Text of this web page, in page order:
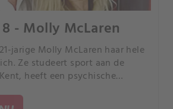
- Molly McLaren
jarige Molly McLaren haar hele
Ze studeert sport aan de
heeft een psychische